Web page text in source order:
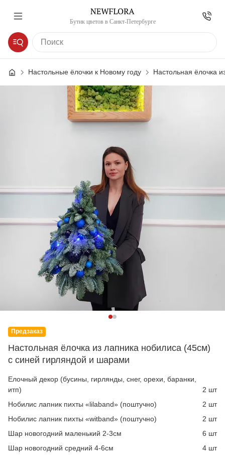
Бутик цветов в Санкт-Петербурге
Настольные ёлочки к Новому году Настольная ёлочка
Предзаказ
Настольная ёлочка из лапника нобилиса (45см)
с синей гирляндой и шарами
Елочный декор (бусины, гирлянды, снег, орехи, баранки,
итп)
2 шт
Нобилис лапник пихты «lilaband» (поштучно)
2 шт
Нобилис лапник пихты «witband» (поштучно)
2 шт
Шар новогодний маленький 2-3см
6 шт
Шар новогодний средний 4-6см
4 шт